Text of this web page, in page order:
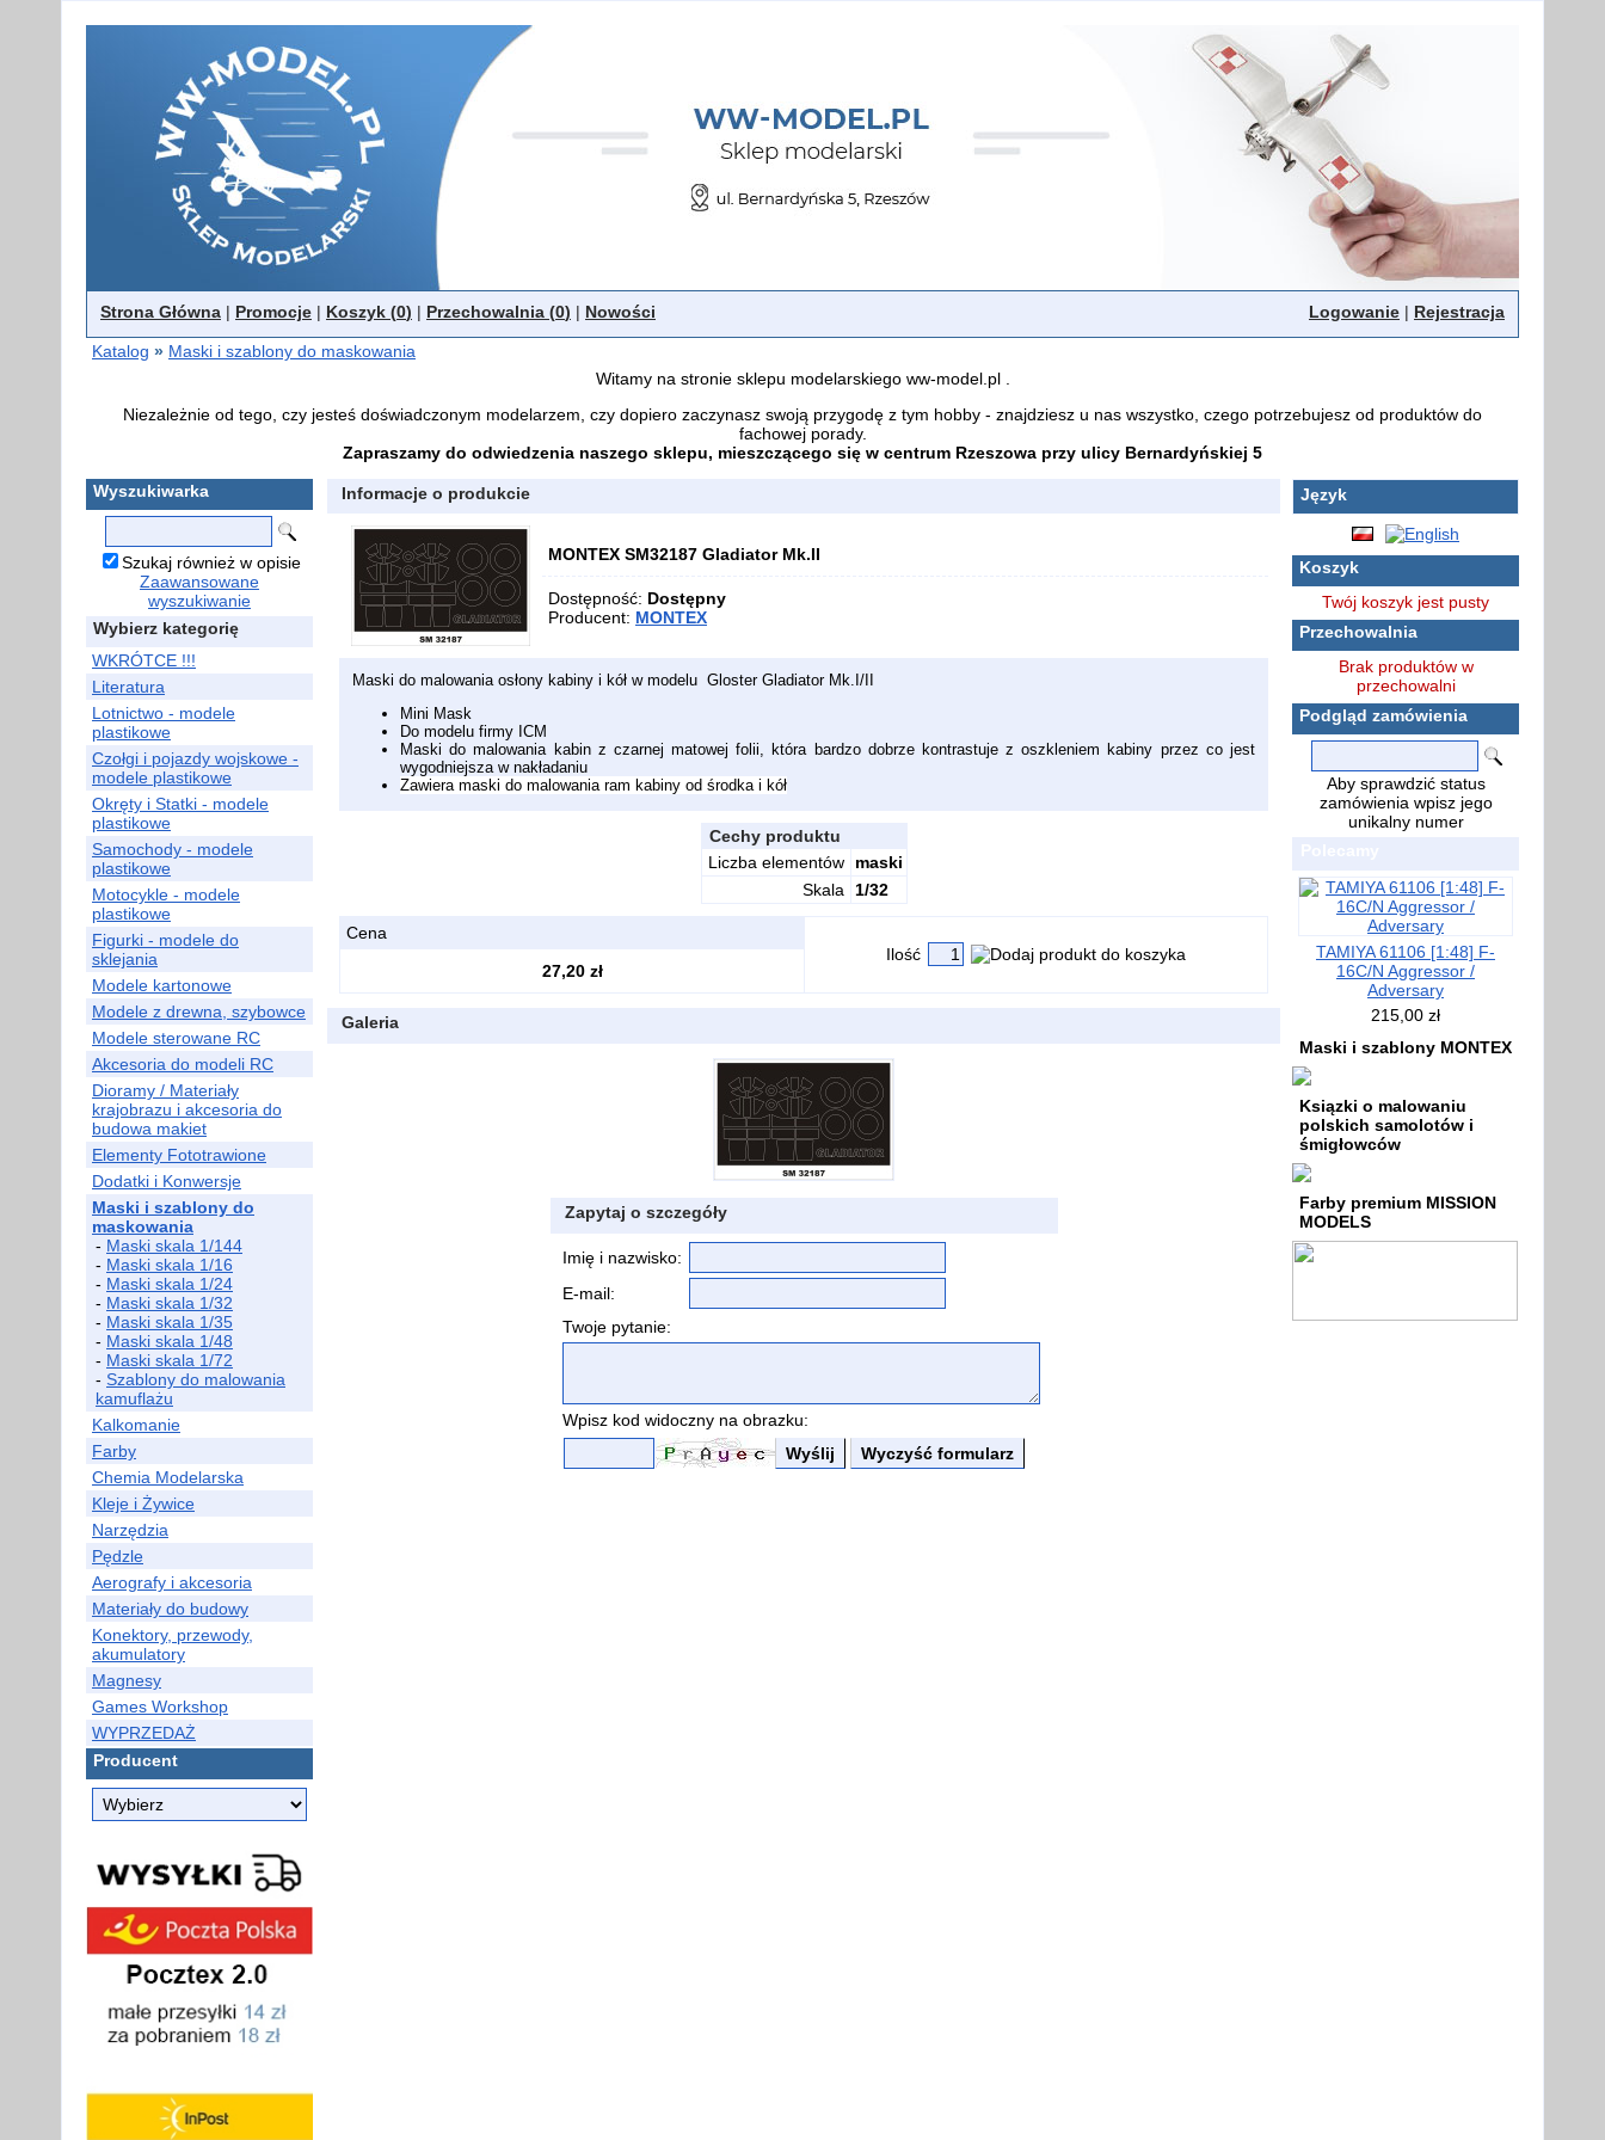
Strona Główna | Promocje | Koszyk (0) | Przechowalnia (0) | Nowości Logowanie | Rejestracja
Katalog » Maski i szablony do maskowania
Witamy na stronie sklepu modelarskiego ww-model.pl .
Niezależnie od tego, czy jesteś doświadczonym modelarzem, czy dopiero zaczynasz swoją przygodę z tym hobby - znajdziesz u nas wszystko, czego potrzebujesz od produktów do
fachowej porady.
Zapraszamy do odwiedzenia naszego sklepu, mieszczącego się w centrum Rzeszowa przy ulicy Bernardyńskiej 5
Wyszukiwarka
Szukaj również w opisie
Zaawansowane
wyszukiwanie
Wybierz kategorię
WKRÓTCE !!!
Literatura
Lotnictwo - modele
plastikowe
Czołgi i pojazdy wojskowe -
modele plastikowe
Okręty i Statki - modele
plastikowe
Samochody - modele
plastikowe
Motocykle - modele
plastikowe
Figurki - modele do
sklejania
Modele kartonowe
Modele z drewna, szybowce
Modele sterowane RC
Akcesoria do modeli RC
Dioramy / Materiały
krajobrazu i akcesoria do
budowa makiet
Elementy Fototrawione
Dodatki i Konwersje
Maski i szablony do
maskowania
- Maski skala 1/144
- Maski skala 1/16
- Maski skala 1/24
- Maski skala 1/32
- Maski skala 1/35
- Maski skala 1/48
- Maski skala 1/72
- Szablony do malowania
kamuflażu
Kalkomanie
Farby
Chemia Modelarska
Kleje i Żywice
Narzędzia
Pędzle
Aerografy i akcesoria
Materiały do budowy
Konektory, przewody,
akumulatory
Magnesy
Games Workshop
WYPRZEDAŻ
Producent
Informacje o produkcie
MONTEX SM32187 Gladiator Mk.II
Dostępność: Dostępny
Producent: MONTEX
Maski do malowania osłony kabiny i kół w modelu Gloster Gladiator Mk.I/II
Mini Mask
Do modelu firmy ICM
Maski do malowania kabin z czarnej matowej folii, która bardzo dobrze kontrastuje z oszkleniem kabiny przez co jest
wygodniejsza w nakładaniu
Zawiera maski do malowania ram kabiny od środka i kół
Cechy produktu
Liczba elementów
maski
Skala
1/32
Cena
Ilość
27,20 zł
Galeria
Zapytaj o szczegóły
Imię i nazwisko:
E-mail:
Twoje pytanie:
Wpisz kod widoczny na obrazku:
Język
Koszyk
Twój koszyk jest pusty
Przechowalnia
Brak produktów w
przechowalni
Podgląd zamówienia
Aby sprawdzić status
zamówienia wpisz jego
unikalny numer
TAMIYA 61106 [1:48] F-
16C/N Aggressor /
Adversary
215,00 zł
Maski i szablony MONTEX
Ksiązki o malowaniu
polskich samolotów i
śmigłowców
Farby premium MISSION
MODELS